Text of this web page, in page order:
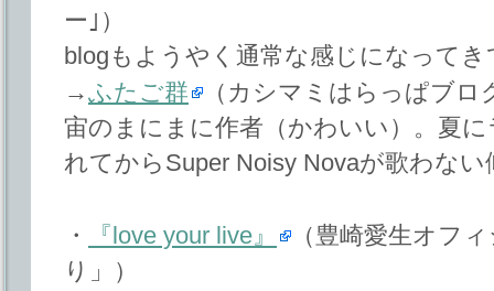
ー｣）
blogもようやく通常な感じになって
→ふたご群
（カシマミはらっぱブロ
宙のまにまに作者（かわいい）。夏
れてからSuper Noisy Novaが歌わな
・ 『love your live』
（豊崎愛生オフ
り」）